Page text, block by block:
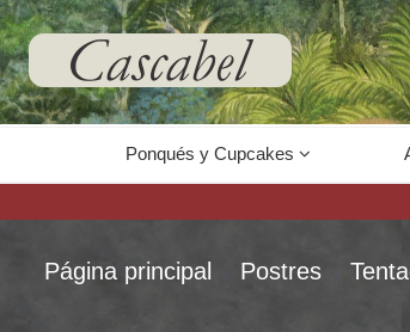
67
Ponqués y Cupcakes
Página principal Postres